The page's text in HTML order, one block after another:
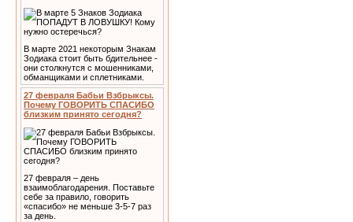
В марте 2021 некоторым Знакам
Зодиака стоит быть бдительнее -
они столкнутся с мошенниками,
обманщиками и сплетниками.
27 февраля Бабьи Взбрыксы.
Почему ГОВОРИТЬ СПАСИБО
близким принято сегодня?
27 февраля – день
взаимоблагодарения. Поставьте
себе за правило, говорить
«спасибо» не меньше 3-5-7 раз
за день.